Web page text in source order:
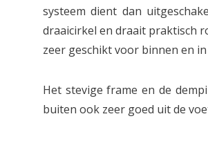
systeem dient dan
draaicirkel en draait praktisch
zeer geschikt voor binnen en
Het stevige frame en de
buiten ook zeer goed uit de